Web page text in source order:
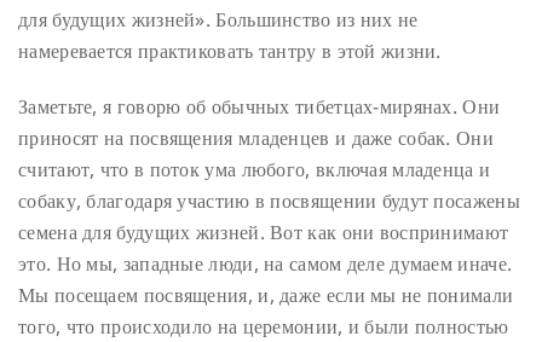
для будущих жизней». Большинство из них не
намеревается практиковать тантру в этой жизни.
Заметьте, я говорю об обычных тибетцах-мирянах. Они
приносят на посвящения младенцев и даже собак. Они
считают, что в поток ума любого, включая младенца и
собаку, благодаря участию в посвящении будут посажены
семена для будущих жизней. Вот как они воспринимают
это. Но мы, западные люди, на самом деле думаем иначе.
Мы посещаем посвящения, и, даже если мы не понимали
того, что происходило на церемонии, и были полностью